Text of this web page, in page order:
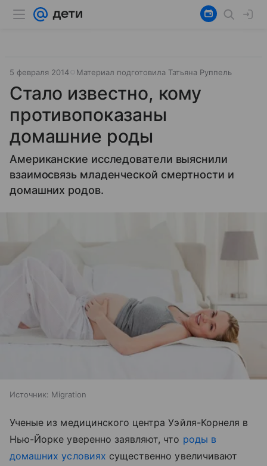
5 февраля 2014 Материал подготовила Татьяна Руппель
Стало известно, кому
противопоказаны
домашние роды
Американские исследователи выяснили
взаимосвязь младенческой смертности и
домашних родов.
Источник: Migration
Ученые из медицинского центра Уэйля-Корнеля в
Нью-Йорке уверенно заявляют, что роды в
домашних условиях существенно увеличивают